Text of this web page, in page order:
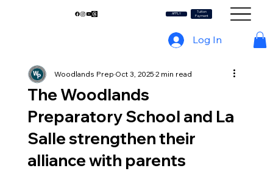
APPLY My WP
Tuition
Payment
Log In
The Woodlands
Preparatory School and La
Salle strengthen their
alliance with parents
Woodlands PrepOct 3, 20252 min read